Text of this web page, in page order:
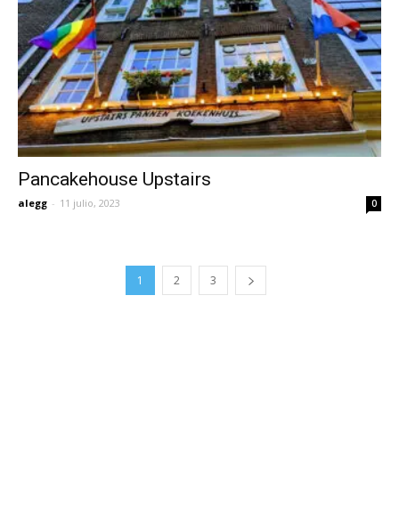
Pancakehouse Upstairs
alegg - 11 julio, 2023 0
1 2 3